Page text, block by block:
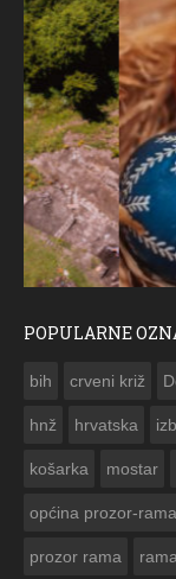
POPULARNE
bih crveni križ
hnž hrvatska
košarka mostar
općina prozor-rama
prozor rama rama